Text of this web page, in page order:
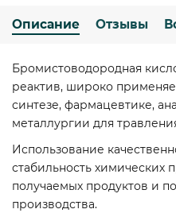
Описание Отзывы
Бромистоводородная
реактив, широко
синтезе, фармацевтике,
металлургии для
Использование
стабильность химических
получаемых продуктов и
производства.